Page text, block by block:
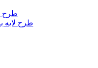
طرح
طرح لایه